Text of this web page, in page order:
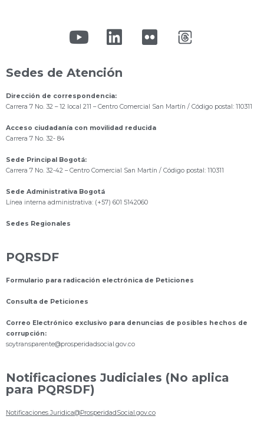
Sedes de Atención
Dirección de correspondencia:
Carrera 7 No. 32 – 12 local 211 – Centro Comercial San Martín / Código postal: 110311
Acceso ciudadanía con movilidad reducida
Carrera 7 No. 32- 84
Sede Principal Bogotá:
Carrera 7 No. 32-42 – Centro Comercial San Martín / Código postal: 110311
Sede Administrativa Bogotá
Línea interna administrativa: (+57) 601 5142060
Sedes Regionales
PQRSDF
Formulario para radicación electrónica de Peticiones
Consulta de Peticiones
Correo Electrónico exclusivo para denuncias de posibles hechos de
corrupción:
soytransparente@prosperidadsocial.gov.co
Notificaciones Judiciales (No aplica
para PQRSDF)
Notificaciones.Juridica@ProsperidadSocial.gov.co